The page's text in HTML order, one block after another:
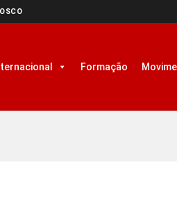
Formação